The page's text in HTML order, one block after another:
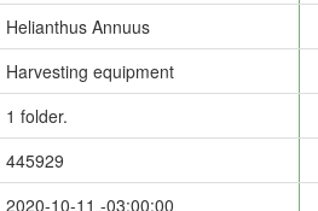
Helianthus Annuus
Harvesting equipment
1 folder.
445929
2020-10-11 -03:00:00